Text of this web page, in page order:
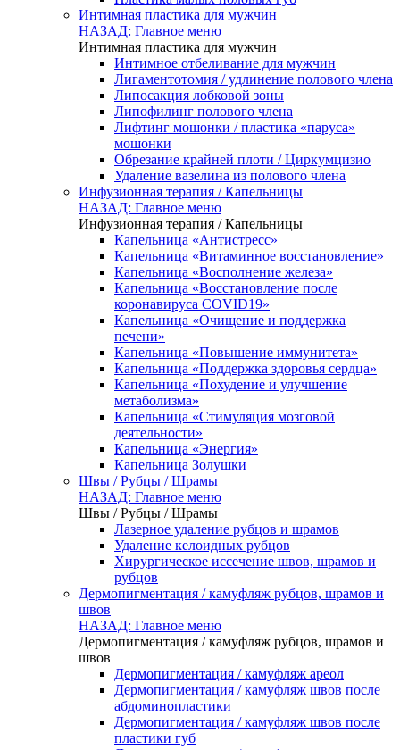
Интимная пластика для мужчин
НАЗАД: Главное меню
Интимная пластика для мужчин
Интимное отбеливание для мужчин
Лигаментотомия / удлинение полового члена
Липосакция лобковой зоны
Липофилинг полового члена
Лифтинг мошонки / пластика «паруса»
мошонки
Обрезание крайней плоти / Циркумцизио
Удаление вазелина из полового члена
Инфузионная терапия / Капельницы
НАЗАД: Главное меню
Инфузионная терапия / Капельницы
Капельница «Антистресс»
Капельница «Витаминное восстановление»
Капельница «Восполнение железа»
Капельница «Восстановление после
коронавируса COVID19»
Капельница «Очищение и поддержка
печени»
Капельница «Повышение иммунитета»
Капельница «Поддержка здоровья сердца»
Капельница «Похудение и улучшение
метаболизма»
Капельница «Стимуляция мозговой
деятельности»
Капельница «Энергия»
Капельница Золушки
Швы / Рубцы / Шрамы
НАЗАД: Главное меню
Швы / Рубцы / Шрамы
Лазерное удаление рубцов и шрамов
Удаление келоидных рубцов
Хирургическое иссечение швов, шрамов и
рубцов
Дермопигментация / камуфляж рубцов, шрамов и
швов
НАЗАД: Главное меню
Дермопигментация / камуфляж рубцов, шрамов и
швов
Дермопигментация / камуфляж ареол
Дермопигментация / камуфляж швов после
абдоминопластики
Дермопигментация / камуфляж швов после
пластики губ